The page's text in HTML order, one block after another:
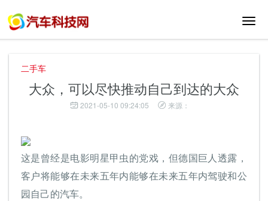
切
二手车
大众，可以尽快推动自己到达的大众
2021-05-10 09:24:05 来源：
这是曾经是电影明星甲虫的党戏，但德国巨人透露，
客户将能够在未来五年内能够在未来五年内驾驶和公
园自己的汽车。